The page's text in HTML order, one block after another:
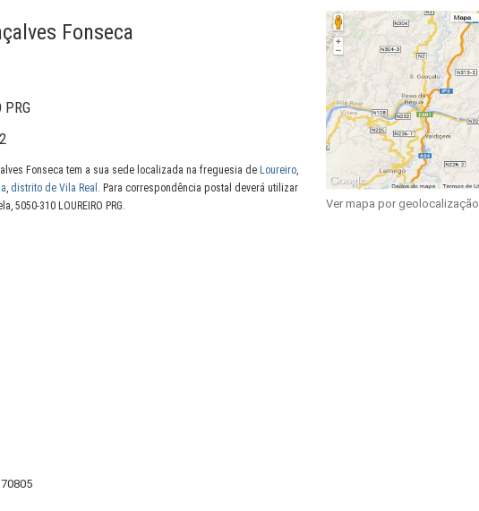
Fonseca
PRG
Fonseca tem a sua sede localizada na freguesia de Loureiro,
, distrito de Vila Real . Para correspondência postal deverá utilizar
5050-310 LOUREIRO PRG.
Ver mapa por geolocalização